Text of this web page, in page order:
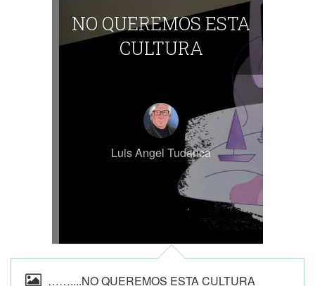
NO QUEREMOS ESTA
CULTURA
Luis Angel Tudanca
……....NO QUEREMOS ESTA CULTURA